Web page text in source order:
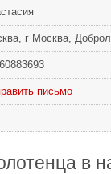
г Москва,
письмо
в